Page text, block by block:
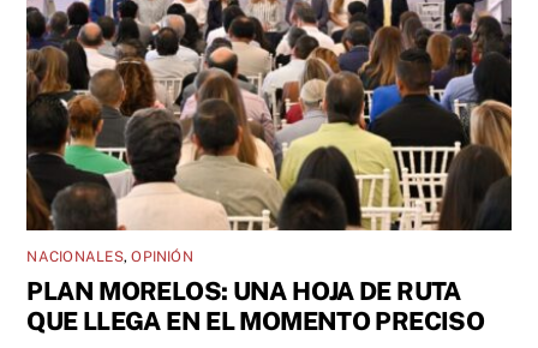
NACIONALES,OPINIÓN
PLAN MORELOS: UNA HOJA DE RUTA
QUE LLEGA EN EL MOMENTO PRECISO